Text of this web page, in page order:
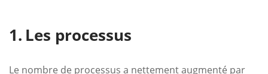
Les processus
Le nombre de processus a nettement augmenté par